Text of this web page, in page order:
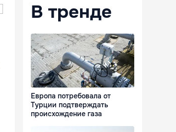
В тренде
Европа потребовала от
Турции подтверждать
происхождение газа